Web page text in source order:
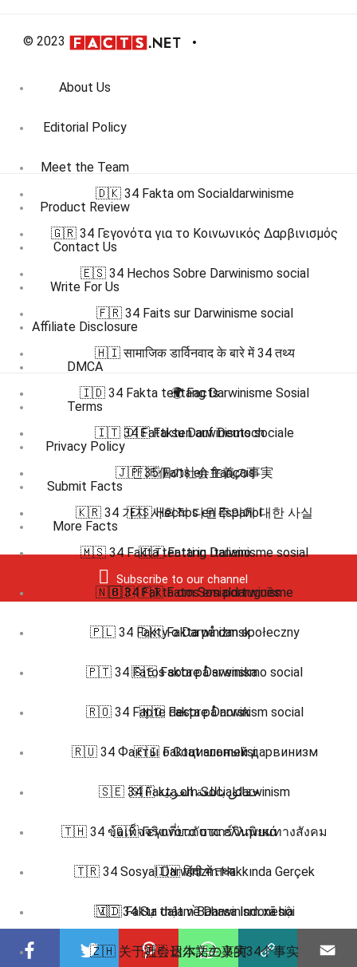
© 2023
About Us
Editorial Policy
Meet the Team
Product Review
Contact Us
Write For Us
Affiliate Disclosure
DMCA
Terms
Privacy Policy
Submit Facts
More Facts
Subscribe to our channel
🇩🇰 34 Fakta om Socialdarwinisme
🇬🇷 34 Γεγονότα για το Κοινωνικός Δαρβινισμός
🇪🇸 34 Hechos Sobre Darwinismo social
🇫🇷 34 Faits sur Darwinisme social
🇭🇮 सामाजिक डार्विनवाद के बारे में 34 तथ्य
🇮🇩 34 Fakta tentang Darwinisme Sosial
🇮🇹 34 Fatti su Darwinismo sociale
🇯🇵 35個の社会主義の事実
🇰🇷 34 가지 사회적 다윈주의에 대한 사실
🇲🇸 34 Fakta tentang Darwinisme sosial
🇳🇴 34 Fakta om Sosialdarwinisme
🇵🇱 34 Fakty o Darwinizm społeczny
🇵🇹 34 Fatos sobre Darwinismo social
🇷🇴 34 Fapte despre Darwinism social
🇷🇺 34 Факты о Социальный дарвинизм
🇸🇪 34 Fakta om Socialdarwinism
🇹🇭 34 ข้อเท็จจริงเกี่ยวกับ ดาร์วินนิยมทางสังคม
🇹🇷 34 Sosyal Darwinizm Hakkında Gerçek
🇻🇮 34 Sự thật về Darwinism xã hội
🇿🇭 关于社会达尔文主义的34个事实
🌍 Facts
🇩🇪 Fakten auf Deutsch
🇫🇷 Faits en français
🇪🇸 Hechos en Español
🇮🇹 Fatti in Italiano
🇧🇷 🇵🇹 Fatos em português
🇩🇰 Fakta på dansk
🇸🇪 Fakta på svenska
🇳🇴 Fakta på norsk
🇫🇮 Faktat suomeksi
🇸🇦 حقائق باللغة العربية
🇬🇷 Γεγονότα στα ελληνικά
🇮🇳 हिंदी में तथ्य
🇮🇩 Fakta dalam Bahasa Indonesia
🇯🇵 日本語の事実